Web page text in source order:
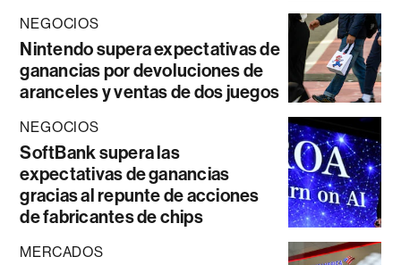
NEGOCIOS
Nintendo supera expectativas de
ganancias por devoluciones de
aranceles y ventas de dos juegos
NEGOCIOS
SoftBank supera las
expectativas de ganancias
gracias al repunte de acciones
de fabricantes de chips
MERCADOS